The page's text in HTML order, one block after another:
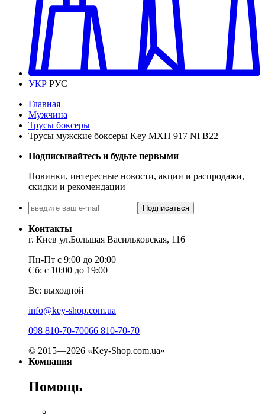
УКР РУС
Главная
Мужчина
Трусы боксеры
Трусы мужские боксеры Key MXH 917 NI B22
Подписывайтесь и будьте первыми
Новинки, интересные новости, акции и распродажи,
скидки и рекомендации
Подписаться
Контакты
г. Киев ул.Большая Васильковская, 116
Пн-Пт с 9:00 до 20:00
Сб: с 10:00 до 19:00
Вс: выходной
info@key-shop.com.ua
098 810-70-70066 810-70-70
© 2015—2026 «Key-Shop.com.ua»
Компания
Помощь